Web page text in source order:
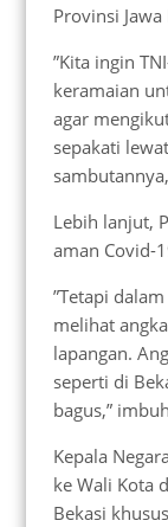
Provinsi Jawa
”Kita ingin
keramaian
agar
sepakati
Lebih lanjut,
aman Covid-
”Tetapi
melihat
lapangan.
seperti di
bagus,”
Kepala
ke Wali Kota
Bekasi